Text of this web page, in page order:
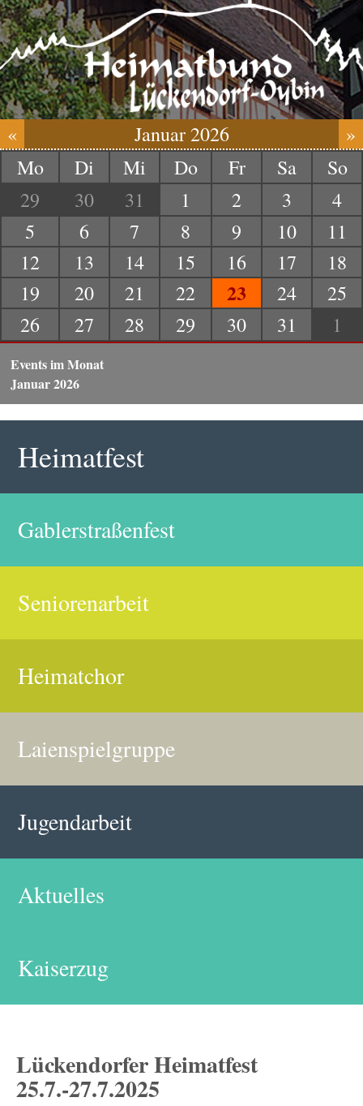
« Januar 2026
»
Mo
Di Mi Do Fr Sa
So
29
30 31 1 2 3
4
5
6 7 8 9 10
11
12
13 14 15 16 17
18
19
20 21 22 23 24
25
26
27 28 29 30 31 1
Events im Monat
Januar 2026
Heimatfest
Gablerstraßenfest
Seniorenarbeit
Heimatchor
Laienspielgruppe
Jugendarbeit
Aktuelles
Kaiserzug
Lückendorfer Heimatfest
25.7.-27.7.2025